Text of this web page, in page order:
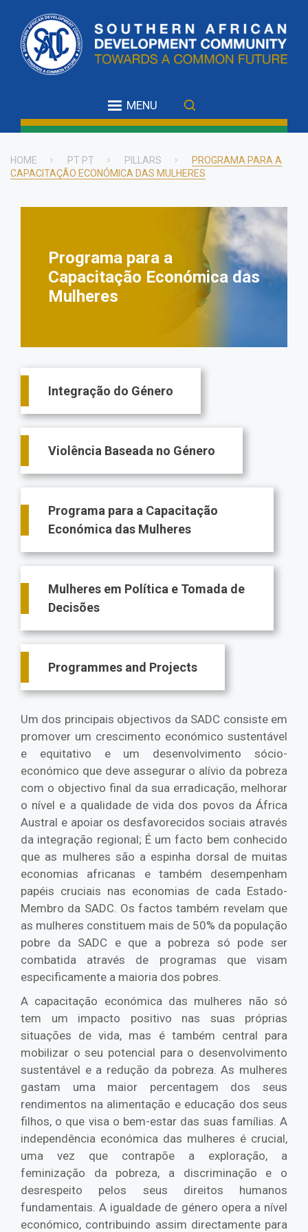
main
content
MENU
Breadcrumb
HOME PT PT PILLARS
PROGRAMA PARA A
CAPACITAÇÃO ECONÓMICA DAS MULHERES
Programa para a
Capacitação Económica das
Mulheres
Main
navigation
Integração do Género
Violência Baseada no Género
Programa para a Capacitação
Económica das Mulheres
Mulheres em Política e Tomada de
Decisões
Programmes and Projects
Um dos principais objectivos da SADC consiste em
promover um crescimento económico sustentável
e equitativo e um desenvolvimento sócio-
económico que deve assegurar o alívio da pobreza
com o objectivo final da sua erradicação, melhorar
o nível e a qualidade de vida dos povos da África
Austral e apoiar os desfavorecidos sociais através
da integração regional; É um facto bem conhecido
que as mulheres são a espinha dorsal de muitas
economias africanas e também desempenham
papéis cruciais nas economias de cada Estado-
Membro da SADC. Os factos também revelam que
as mulheres constituem mais de 50% da população
pobre da SADC e que a pobreza só pode ser
combatida através de programas que visam
especificamente a maioria dos pobres.
A capacitação económica das mulheres não só
tem um impacto positivo nas suas próprias
situações de vida, mas é também central para
mobilizar o seu potencial para o desenvolvimento
sustentável e a redução da pobreza. As mulheres
gastam uma maior percentagem dos seus
rendimentos na alimentação e educação dos seus
filhos, o que visa o bem-estar das suas famílias. A
independência económica das mulheres é crucial,
uma vez que contrapõe a exploração, a
feminização da pobreza, a discriminação e o
desrespeito pelos seus direitos humanos
fundamentais. A igualdade de género opera a nível
económico, contribuindo assim directamente para